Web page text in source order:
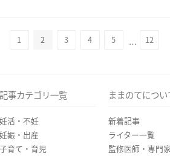
1 2 3 4 5 … 12
記事カテゴリ一覧
妊活・不妊
妊娠・出産
子育て・育児
ままのてについ
新着記事
ライター一覧
監修医師・専門家